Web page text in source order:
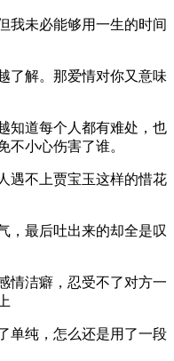
我未必能够用一生的时间
了解。那爱情对你又意味
知道每个人都有难处，也
不小心伤害了谁。
遇不上贾宝玉这样的惜花
，最后吐出来的却全是叹
情洁癖，忍受不了对方一
单纯，怎么还是用了一段